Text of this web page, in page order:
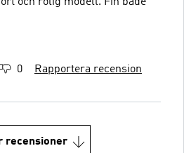
0 Rapportera recension
recensioner